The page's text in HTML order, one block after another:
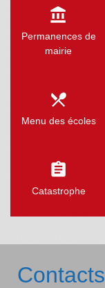
account_balance
Permanences de
mairie
local_dining
Menu des écoles
assignment
Catastrophe
Contacts